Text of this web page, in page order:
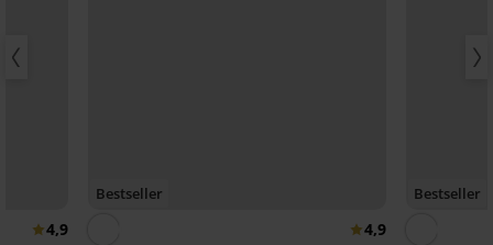
4,9
Bestseller
4,9
Bestseller